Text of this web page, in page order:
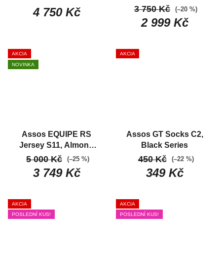
Lehký
letní dres ze závodní
4 750 Kč
Ľahký letný dres zo
závodnej série
2 999 Kč
3 750 Kč (–20 %)
AKCIA
NOVINKA
Assos EQUIPE RS
Jersey S11, Almond
MilkPánsky cyklistický
dres s krátkym
rukávom
3 749 Kč
5 000 Kč (–25 %)
AKCIA
Assos GT Socks C2,
Black Series
349 Kč
450 Kč (–22 %)
AKCIA
POSLEDNÍ KUS!
AKCIA
POSLEDNÍ KUS!